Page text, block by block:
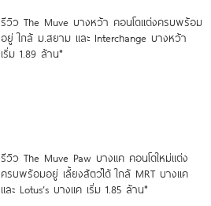
รีวิว The Muve บางหว้า คอนโดแต่งครบพร้อม
อยู่ ใกล้ ม.สยาม และ Interchange บางหว้า
เริ่ม 1.89 ล้าน*
รีวิว The Muve Paw บางแค คอนโดใหม่แต่ง
ครบพร้อมอยู่ เลี้ยงสัตว์ได้ ใกล้ MRT บางแค
และ Lotus’s บางแค เริ่ม 1.85 ล้าน*